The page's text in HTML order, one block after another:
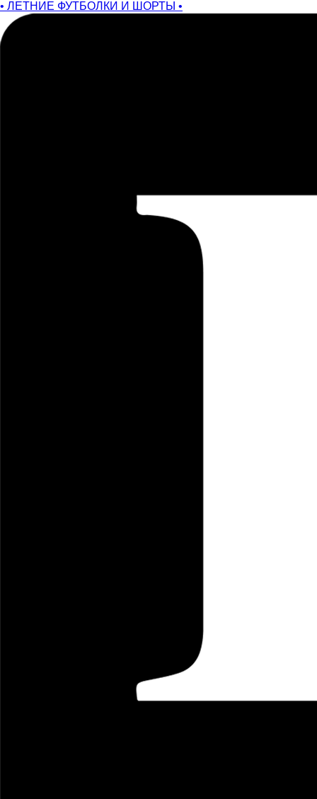
• ЛЕТНИЕ ФУТБОЛКИ И ШОРТЫ •